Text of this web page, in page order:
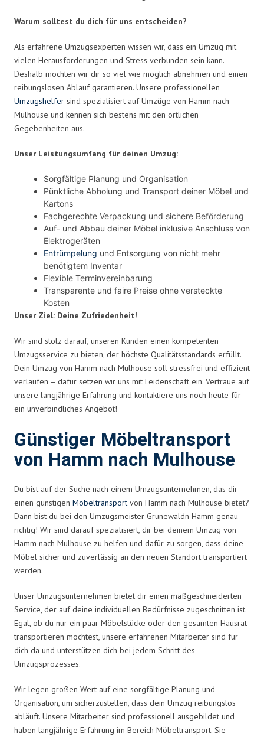
Warum solltest du dich für uns entscheiden?
Als erfahrene Umzugsexperten wissen wir, dass ein Umzug mit
vielen Herausforderungen und Stress verbunden sein kann.
Deshalb möchten wir dir so viel wie möglich abnehmen und einen
reibungslosen Ablauf garantieren. Unsere professionellen
Umzugshelfer sind spezialisiert auf Umzüge von Hamm nach
Mulhouse und kennen sich bestens mit den örtlichen
Gegebenheiten aus.
Unser Leistungsumfang für deinen Umzug:
Sorgfältige Planung und Organisation
Pünktliche Abholung und Transport deiner Möbel und
Kartons
Fachgerechte Verpackung und sichere Beförderung
Auf- und Abbau deiner Möbel inklusive Anschluss von
Elektrogeräten
Entrümpelung und Entsorgung von nicht mehr
benötigtem Inventar
Flexible Terminvereinbarung
Transparente und faire Preise ohne versteckte
Kosten
Unser Ziel: Deine Zufriedenheit!
Wir sind stolz darauf, unseren Kunden einen kompetenten
Umzugsservice zu bieten, der höchste Qualitätsstandards erfüllt.
Dein Umzug von Hamm nach Mulhouse soll stressfrei und effizient
verlaufen – dafür setzen wir uns mit Leidenschaft ein. Vertraue auf
unsere langjährige Erfahrung und kontaktiere uns noch heute für
ein unverbindliches Angebot!
Günstiger Möbeltransport
von Hamm nach Mulhouse
Du bist auf der Suche nach einem Umzugsunternehmen, das dir
einen günstigen Möbeltransport von Hamm nach Mulhouse bietet?
Dann bist du bei den Umzugsmeister Grunewaldn Hamm genau
richtig! Wir sind darauf spezialisiert, dir bei deinem Umzug von
Hamm nach Mulhouse zu helfen und dafür zu sorgen, dass deine
Möbel sicher und zuverlässig an den neuen Standort transportiert
werden.
Unser Umzugsunternehmen bietet dir einen maßgeschneiderten
Service, der auf deine individuellen Bedürfnisse zugeschnitten ist.
Egal, ob du nur ein paar Möbelstücke oder den gesamten Hausrat
transportieren möchtest, unsere erfahrenen Mitarbeiter sind für
dich da und unterstützen dich bei jedem Schritt des
Umzugsprozesses.
Wir legen großen Wert auf eine sorgfältige Planung und
Organisation, um sicherzustellen, dass dein Umzug reibungslos
abläuft. Unsere Mitarbeiter sind professionell ausgebildet und
haben langjährige Erfahrung im Bereich Möbeltransport. Sie